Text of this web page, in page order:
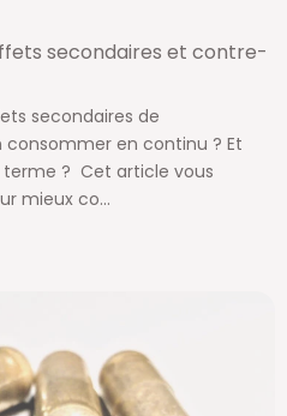
secondaires et contre-
secondaires de
en continu ? Et
? Cet article vous
mieux co...